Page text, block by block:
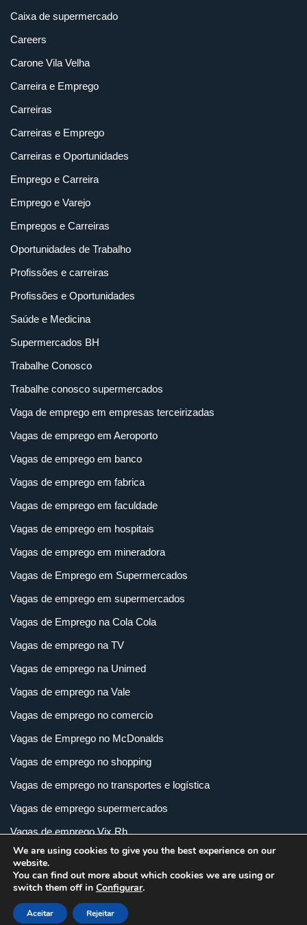
Caixa de supermercado
Careers
Carone Vila Velha
Carreira e Emprego
Carreiras
Carreiras e Emprego
Carreiras e Oportunidades
Emprego e Carreira
Emprego e Varejo
Empregos e Carreiras
Oportunidades de Trabalho
Profissões e carreiras
Profissões e Oportunidades
Saúde e Medicina
Supermercados BH
Trabalhe Conosco
Trabalhe conosco supermercados
Vaga de emprego em empresas terceirizadas
Vagas de emprego em Aeroporto
Vagas de emprego em banco
Vagas de emprego em fabrica
Vagas de emprego em faculdade
Vagas de emprego em hospitais
Vagas de emprego em mineradora
Vagas de Emprego em Supermercados
Vagas de emprego em supermercados
Vagas de Emprego na Cola Cola
Vagas de emprego na TV
Vagas de emprego na Unimed
Vagas de emprego na Vale
Vagas de emprego no comercio
Vagas de Emprego no McDonalds
Vagas de emprego no shopping
Vagas de emprego no transportes e logística
Vagas de emprego supermercados
Vagas de emprego Vix Rh
Vagas de empregos em imobiliária
Vagas de empregos em loja
Vagas de empregos na indústria
We are using cookies to give you the best experience on our
website.
You can find out more about which cookies we are using or
switch them off in Configurar.
Aceitar Rejeitar